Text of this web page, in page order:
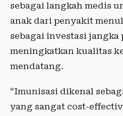
sebagai langkah medis
anak dari penyakit
sebagai investasi
meningkatkan kualitas
mendatang.
“Imunisasi dikenal
yang sangat cost-